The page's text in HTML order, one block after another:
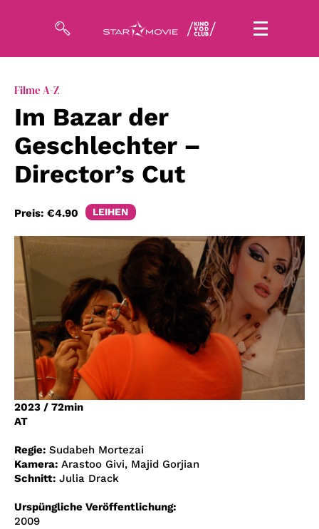
Magazin
Kuratierungen
Events
So geht’s
Filmpakete
Gutscheine
& Filmpässe
Account
Suche
Filme A-Z
Im Bazar der
Geschlechter –
Director’s Cut
Preis: €4.90 LEIHEN
2023 / 72min
AT
Regie: Sudabeh Mortezai
Kamera: Arastoo Givi, Majid Gorjian
Schnitt: Julia Drack
Urspüngliche Veröffentlichung:
2009